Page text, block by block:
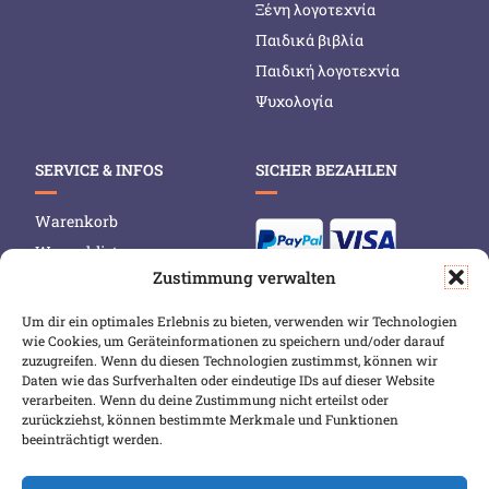
Zustimmung verwalten
Um dir ein optimales Erlebnis zu bieten, verwenden wir Technologien
wie Cookies, um Geräteinformationen zu speichern und/oder darauf
zuzugreifen. Wenn du diesen Technologien zustimmst, können wir
Daten wie das Surfverhalten oder eindeutige IDs auf dieser Website
verarbeiten. Wenn du deine Zustimmung nicht erteilst oder
zurückziehst, können bestimmte Merkmale und Funktionen
beeinträchtigt werden.
Ξένη λογοτεχνία
Παιδικά βιβλία
Παιδική λογοτεχνία
Ψυχολογία
SERVICE & INFOS
Warenkorb
Wunschliste
Versand & Lieferung
Zahlungsweisen
Widerruf
SICHER BEZAHLEN